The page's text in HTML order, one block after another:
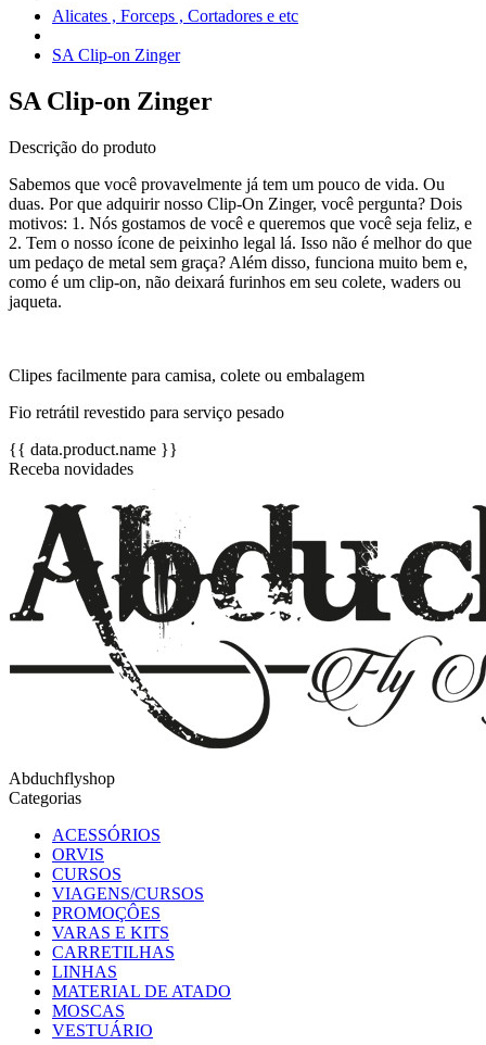
Alicates , Forceps , Cortadores e etc
SA Clip-on Zinger
SA Clip-on Zinger
Descrição do produto
Sabemos que você provavelmente já tem um pouco de vida. Ou
duas. Por que adquirir nosso Clip-On Zinger, você pergunta? Dois
motivos: 1. Nós gostamos de você e queremos que você seja feliz, e
2. Tem o nosso ícone de peixinho legal lá. Isso não é melhor do que
um pedaço de metal sem graça? Além disso, funciona muito bem e,
como é um clip-on, não deixará furinhos em seu colete, waders ou
jaqueta.
Clipes facilmente para camisa, colete ou embalagem
Fio retrátil revestido para serviço pesado
{{ data.product.name }}
Receba novidades
Abduchflyshop
Categorias
ACESSÓRIOS
ORVIS
CURSOS
VIAGENS/CURSOS
PROMOÇÔES
VARAS E KITS
CARRETILHAS
LINHAS
MATERIAL DE ATADO
MOSCAS
VESTUÁRIO